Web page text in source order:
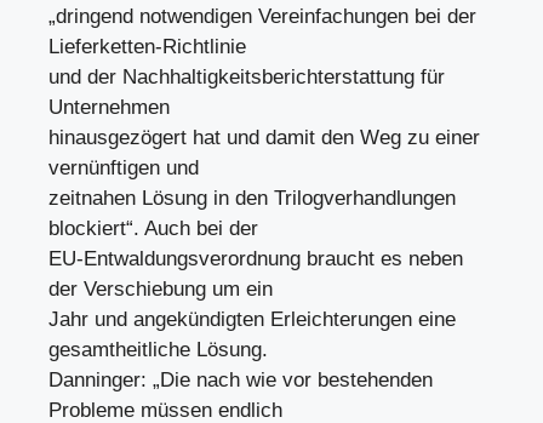
„dringend notwendigen Vereinfachungen bei der
Lieferketten-Richtlinie
und der Nachhaltigkeitsberichterstattung für
Unternehmen
hinausgezögert hat und damit den Weg zu einer
vernünftigen und
zeitnahen Lösung in den Trilogverhandlungen
blockiert“. Auch bei der
EU-Entwaldungsverordnung braucht es neben
der Verschiebung um ein
Jahr und angekündigten Erleichterungen eine
gesamtheitliche Lösung.
Danninger: „Die nach wie vor bestehenden
Probleme müssen endlich